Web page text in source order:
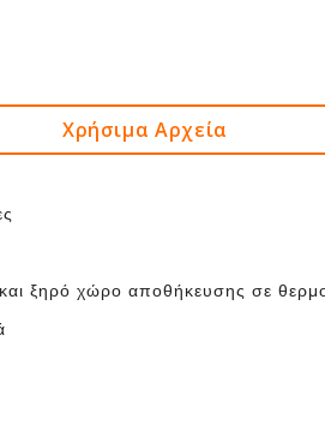
Χρήσιμα Αρχεία
ξηρό χώρο αποθήκευσης σε